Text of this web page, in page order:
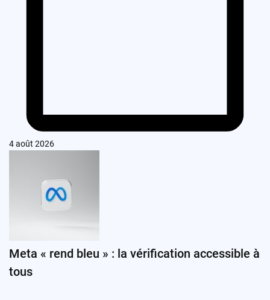
4 août 2026
Meta « rend bleu » : la vérification accessible à
tous